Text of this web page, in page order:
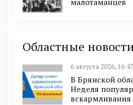
Областные
6 августа 2026, 16:47
В Брянской
Неделя
вскармливания